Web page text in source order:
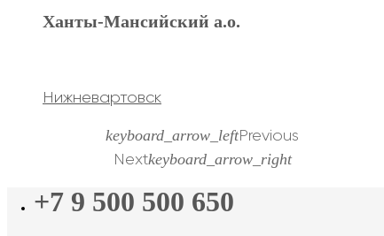
Ханты-Мансийский а.о.
Нижневартовск
keyboard_arrow_leftPrevious
Nextkeyboard_arrow_right
+7 9 500 500 650